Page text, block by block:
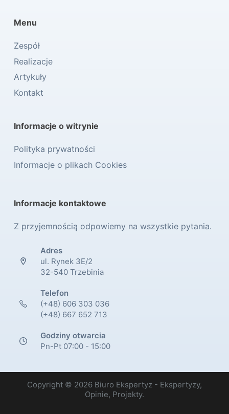
Menu
Zespół
Realizacje
Artykuły
Kontakt
Informacje o witrynie
Polityka prywatności
Informacje o plikach Cookies
Informacje kontaktowe
Z przyjemnością odpowiemy na wszystkie pytania.
Adres
ul. Rynek 3E/2
32-540 Trzebinia
Telefon
(+48) 606 303 036
(+48) 667 652 713
Godziny otwarcia
Pn-Pt 07:00 - 15:00
Copyright © 2026 Biuro Ekspertyz - Ekspertyzy,
Opinie, Projekty.